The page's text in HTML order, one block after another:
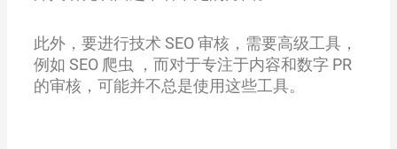
此外，要进行技术 SEO 审核，需要高级工具，
例如 SEO 爬虫 ，而对于专注于内容和数字 PR
的审核，可能并不总是使用这些工具。